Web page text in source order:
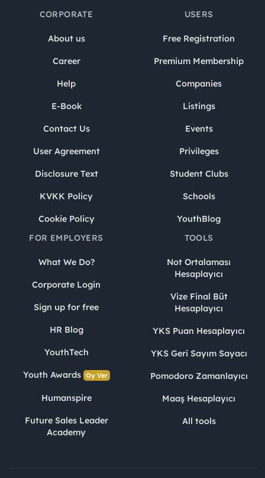
CORPORATE
About us
Career
Help
E-Book
Contact Us
User Agreement
Disclosure Text
KVKK Policy
Cookie Policy
USERS
Free Registration
Premium Membership
Companies
Listings
Events
Privileges
Student Clubs
Schools
YouthBlog
FOR EMPLOYERS
What We Do?
Corporate Login
Sign up for free
HR Blog
YouthTech
Youth Awards Oy Ver
Humanspire
Future Sales Leader
Academy
TOOLS
Not Ortalaması
Hesaplayıcı
Vize Final Büt
Hesaplayıcı
YKS Puan Hesaplayıcı
YKS Geri Sayım Sayacı
Pomodoro Zamanlayıcı
Maaş Hesaplayıcı
All tools